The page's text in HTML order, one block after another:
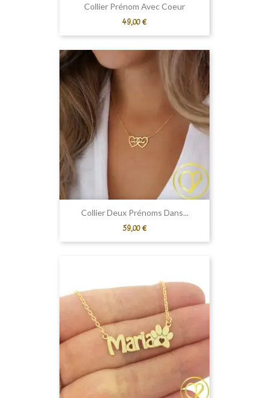
Collier Prénom Avec Coeur
Prix
49,00 €
Collier Deux Prénoms Dans...
Prix
59,00 €